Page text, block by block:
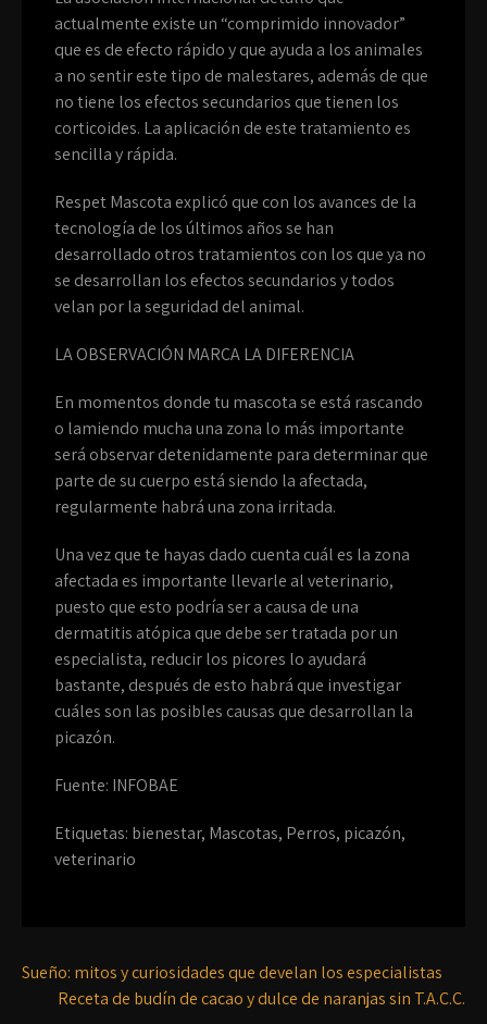
actualmente existe un “comprimido innovador”
que es de efecto rápido y que ayuda a los animales
a no sentir este tipo de malestares, además de que
no tiene los efectos secundarios que tienen los
corticoides. La aplicación de este tratamiento es
sencilla y rápida.
Respet Mascota explicó que con los avances de la
tecnología de los últimos años se han
desarrollado otros tratamientos con los que ya no
se desarrollan los efectos secundarios y todos
velan por la seguridad del animal.
LA OBSERVACIÓN MARCA LA DIFERENCIA
En momentos donde tu mascota se está rascando
o lamiendo mucha una zona lo más importante
será observar detenidamente para determinar que
parte de su cuerpo está siendo la afectada,
regularmente habrá una zona irritada.
Una vez que te hayas dado cuenta cuál es la zona
afectada es importante llevarle al veterinario,
puesto que esto podría ser a causa de una
dermatitis atópica que debe ser tratada por un
especialista, reducir los picores lo ayudará
bastante, después de esto habrá que investigar
cuáles son las posibles causas que desarrollan la
picazón.
Fuente: INFOBAE
Etiquetas: bienestar, Mascotas, Perros, picazón,
veterinario
Sueño: mitos y curiosidades que develan los especialistas
Receta de budín de cacao y dulce de naranjas sin T.A.C.C.